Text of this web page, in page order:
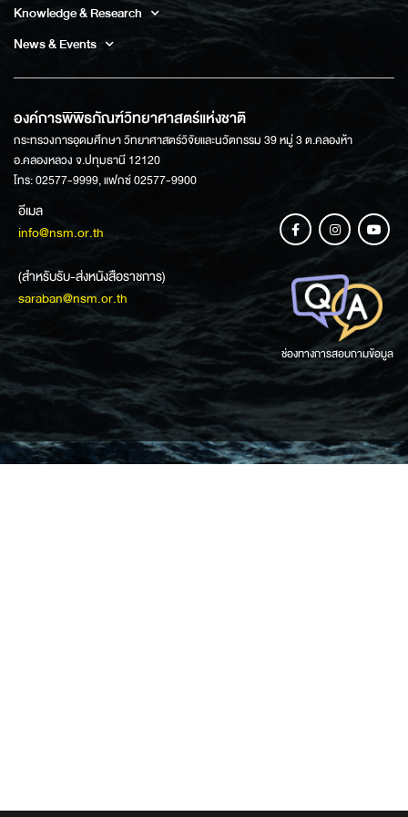
Knowledge & Research
News & Events
องค์การพิพิธภัณฑ์วิทยาศาสตร์แห่งชาติ
กระทรวงการอุดมศึกษา วิทยาศาสตร์วิจัยและนวัตกรรม 39 หมู่ 3 ต.คลองห้า
อ.คลองหลวง จ.ปทุมธานี 12120
โทร: 02577-9999, แฟกซ์ 02577-9900
อีเมล
info@nsm.or.th
(สำหรับรับ-ส่งหนังสือราชการ)
saraban@nsm.or.th
ช่องทางการสอบถามข้อมูล